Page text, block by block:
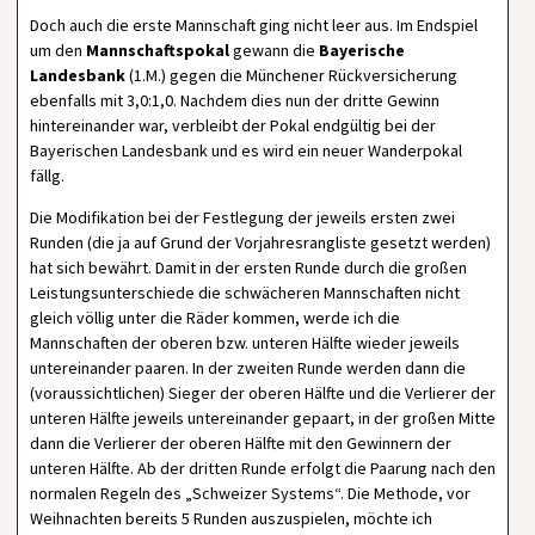
Doch auch die erste Mannschaft ging nicht leer aus. Im Endspiel
um den Mannschaftspokalgewann die Bayerische
Landesbank(1.M.) gegen die Münchener Rückversicherung
ebenfalls mit 3,0:1,0. Nachdem dies nun der dritte Gewinn
hintereinander war, verbleibt der Pokal endgültig bei der
Bayerischen Landesbank und es wird ein neuer Wanderpokal
fällg.
Die Modifikation bei der Festlegung der jeweils ersten zwei
Runden (die ja auf Grund der Vorjahresrangliste gesetzt werden)
hat sich bewährt. Damit in der ersten Runde durch die großen
Leistungsunterschiede die schwächeren Mannschaften nicht
gleich völlig unter die Räder kommen, werde ich die
Mannschaften der oberen bzw. unteren Hälfte wieder jeweils
untereinander paaren. In der zweiten Runde werden dann die
(voraussichtlichen) Sieger der oberen Hälfte und die Verlierer der
unteren Hälfte jeweils untereinander gepaart, in der großen Mitte
dann die Verlierer der oberen Hälfte mit den Gewinnern der
unteren Hälfte. Ab der dritten Runde erfolgt die Paarung nach den
normalen Regeln des „Schweizer Systems“. Die Methode, vor
Weihnachten bereits 5 Runden auszuspielen, möchte ich